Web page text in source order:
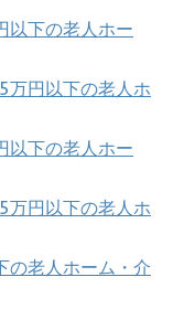
以下の老人ホー
万円以下の老人ホ
以下の老人ホー
万円以下の老人ホ
の老人ホーム・介